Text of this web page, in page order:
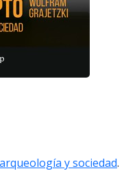
y sociedad.